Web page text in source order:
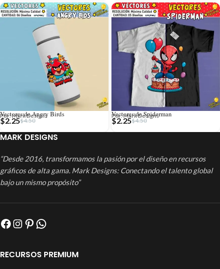
Vectores de Angry Birds
Por: Mark Designs
$4.50
$2.25
Vectores de Spiderman
Por: Mark Designs
$4.50
$2.25
MARK DESIGNS
“Desde 2016, transformamos la pasión por el diseño en recursos
gráficos de alta gama. Mark Designs: Conectando el talento global
bajo un mismo propósito”
RECURSOS PREMIUM